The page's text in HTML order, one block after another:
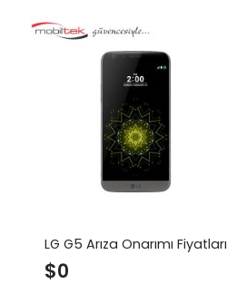
LG G5 Arıza Onarımı Fiyatları
$0